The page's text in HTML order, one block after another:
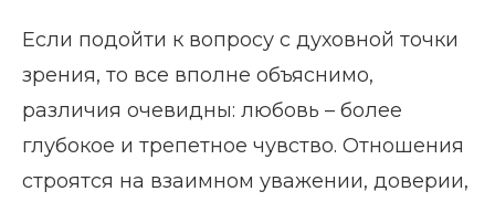
Если подойти к вопросу с духовной точки
зрения, то все вполне объяснимо,
различия очевидны: любовь – более
глубокое и трепетное чувство. Отношения
строятся на взаимном уважении, доверии,